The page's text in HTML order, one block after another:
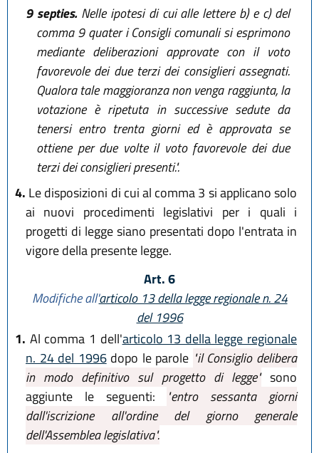
9 septies.Nelle ipotesi di cui alle lettere b) e c) del
comma 9 quater i Consigli comunali si esprimono
mediante deliberazioni approvate con il voto
favorevole dei due terzi dei consiglieri assegnati.
Qualora tale maggioranza non venga raggiunta, la
votazione è ripetuta in successive sedute da
tenersi entro trenta giorni ed è approvata se
ottiene per due volte il voto favorevole dei due
terzi dei consiglieri presenti.".
4. Le disposizioni di cui al comma 3 si applicano solo
ai nuovi procedimenti legislativi per i quali i
progetti di legge siano presentati dopo l'entrata in
vigore della presente legge.
Art. 6
Modifiche all'articolo 13 della legge regionale n. 24
del 1996
1. Al comma 1 dell'articolo 13 della legge regionale
n. 24 del 1996dopo le parole "il Consiglio delibera
in modo definitivo sul progetto di legge"sono
aggiunte le seguenti:
"entro sessanta giorni
dall'iscrizione all'ordine del giorno generale
dell'Assemblea legislativa".